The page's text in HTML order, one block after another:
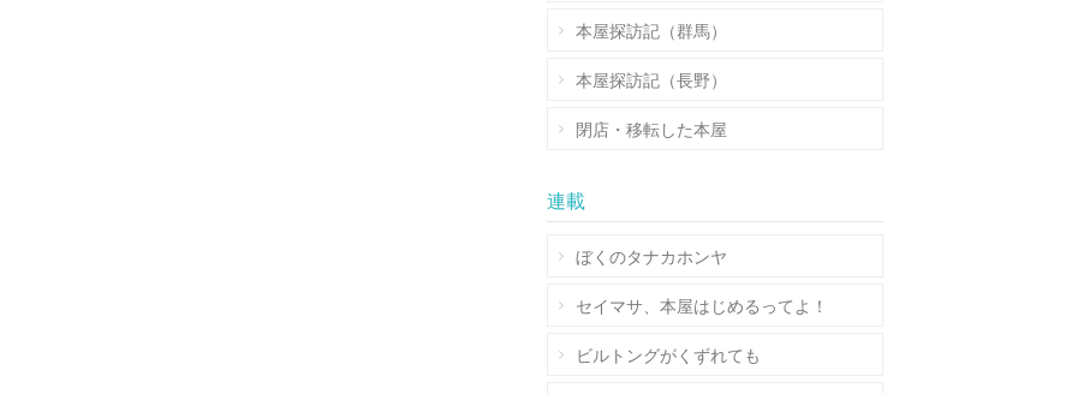
本屋探訪記（群馬）
本屋探訪記（長野）
閉店・移転した本屋
連載
ぼくのタナカホンヤ
セイマサ、本屋はじめるってよ！
ビルトングがくずれても